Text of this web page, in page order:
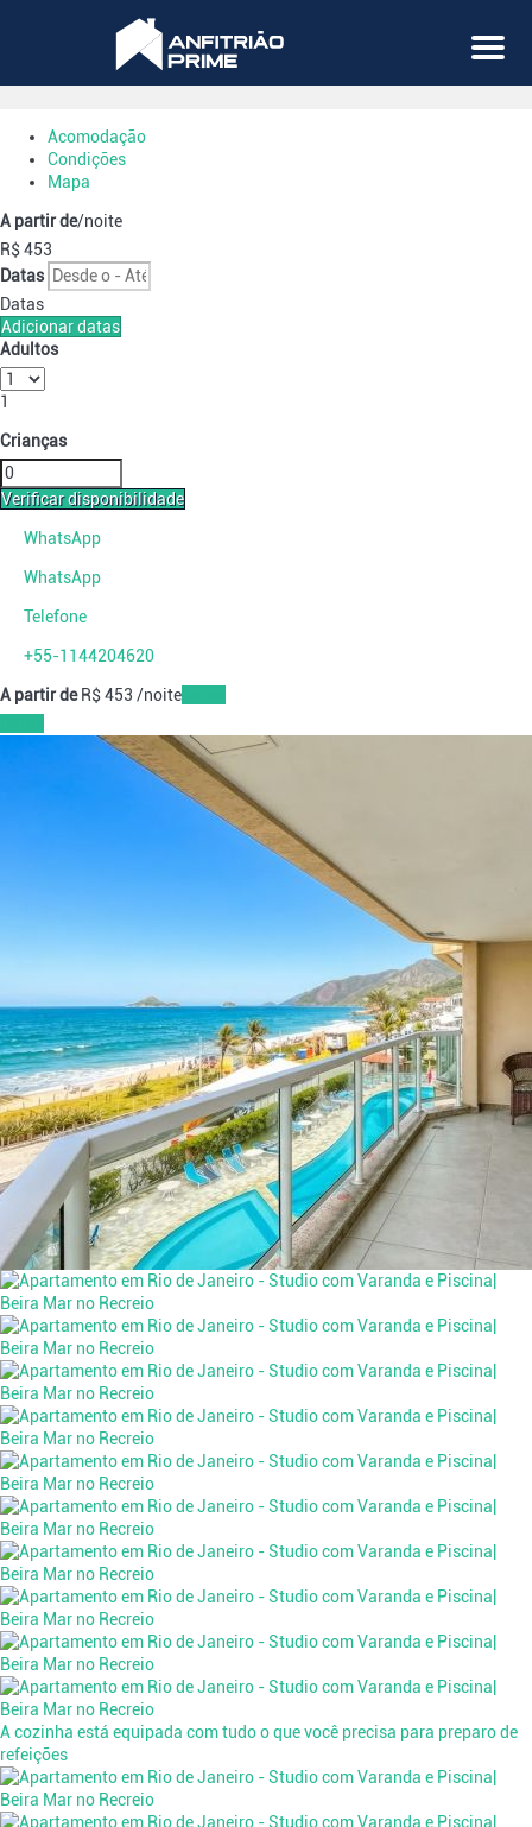
Menu
Acomodação
Condições
Mapa
A partir de/noite
R$ 453
Datas
Datas
Adicionar datas
Adultos
1
Crianças
Verificar disponibilidade
WhatsApp
WhatsApp
Telefone
+55-1144204620
A partir deR$ 453 /noite
A cozinha está equipada com tudo o que você precisa para preparo de
refeições